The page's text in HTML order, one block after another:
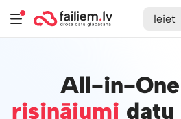
Ieiet
All-in-One
risinājumi datu